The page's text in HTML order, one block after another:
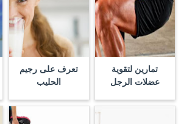
تمارين لتقوية
عضلات الرجل
تعرف على رجيم
الحليب